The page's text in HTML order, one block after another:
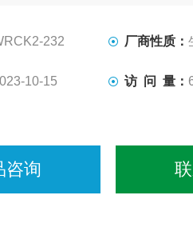
232 厂商性质：
10-15 访 问 量：
咨询